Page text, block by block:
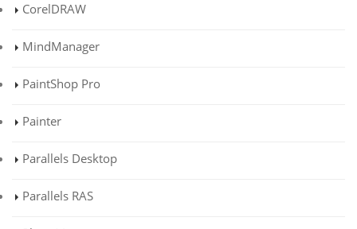
CorelDRAW
MindManager
PaintShop Pro
Painter
Parallels Desktop
Parallels RAS